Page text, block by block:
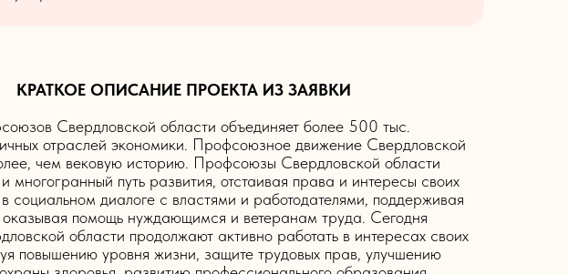
КРАТКОЕ ОПИСАНИЕ ПРОЕКТА ИЗ ЗАЯВКИ
Свердловской области объединяет более 500 тыс.
отраслей экономики. Профсоюзное движение Свердловской
чем вековую историю. Профсоюзы Свердловской области
многогранный путь развития, отстаивая права и интересы своих
в социальном диалоге с властями и работодателями, поддерживая
оказывая помощь нуждающимся и ветеранам труда. Сегодня
области продолжают активно работать в интересах своих
повышению уровня жизни, защите трудовых прав, улучшению